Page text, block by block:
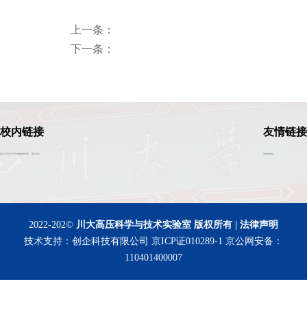
上一条：
下一条：
校内链接
四川大学原子与分子物理研究所 四川大学
友情链接
光散射学报
2022-202© 川大高压科学与技术实验室 版权所有 | 法律声明
技术支持：创企科技有限公司 京ICP证010289-1 京公网安备：
110401400007